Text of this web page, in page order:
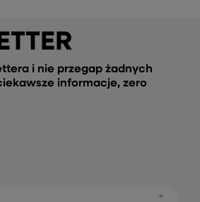
i nie przegap żadnych
informacje, zero